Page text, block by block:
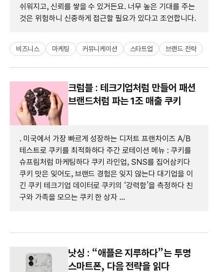
쉬워지고, 신뢰를 쌓을 수 있거든요. 너무 높은 기대를 주는
것은 위험하니 신중하게 접근할 필요가 있다고 조언합니다.
비즈니스 마케팅 커뮤니케이션 스타트업 브랜드 전략
크럼블 : 테크기업처럼 만들어 패션
브랜드처럼 파는 1조 매출 쿠키
. 미국에서 가장 빠르게 성장하는 디저트 프랜차이즈 A/B
테스트로 쿠키를 최적화하다 주간 로테이션 메뉴 : 쿠키를
슈프림처럼 마케팅하다 쿠키 라인업, SNS를 집어삼키다
쿠키 맛은 잊어도, 브랜드 경험은 잊지 않는다 대기업을 이
긴 쿠키 테크기업 데이터로 쿠키의 ‘강력함’을 측정하다 친
구와 가족을 모으는 쿠키 한 상자 ...
낫싱 : “애플은 지루하다”는 투명
스마트폰, 다음 전략을 읽다